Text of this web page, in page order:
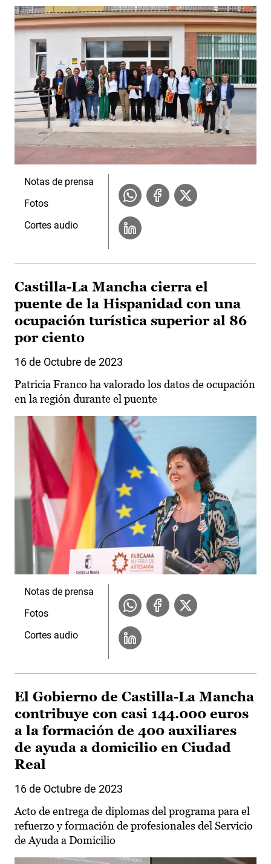
Notas de prensa
Fotos
Cortes audio
Castilla-La Mancha cierra el
puente de la Hispanidad con una
ocupación turística superior al 86
por ciento
16 de Octubre de 2023
Patricia Franco ha valorado los datos de ocupación
en la región durante el puente
Notas de prensa
Fotos
Cortes audio
El Gobierno de Castilla-La Mancha
contribuye con casi 144.000 euros
a la formación de 400 auxiliares
de ayuda a domicilio en Ciudad
Real
16 de Octubre de 2023
Acto de entrega de diplomas del programa para el
refuerzo y formación de profesionales del Servicio
de Ayuda a Domicilio